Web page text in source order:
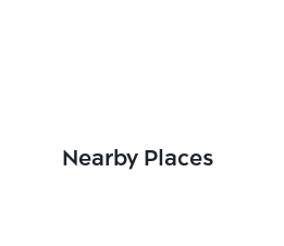
Nearby Places